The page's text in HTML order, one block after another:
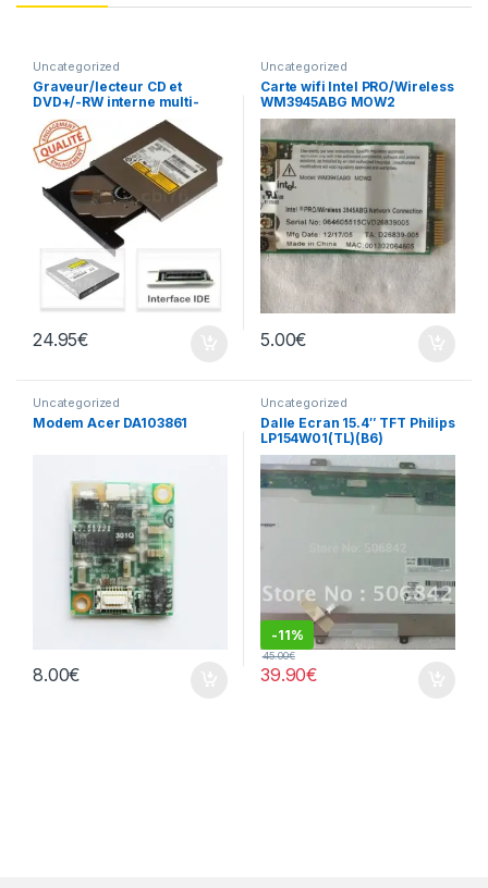
Uncategorized
Graveur/lecteur CD et
DVD+/-RW interne multi-
recorder portable UJ-850
24.95€
Uncategorized
Carte wifi Intel PRO/Wireless
WM3945ABG MOW2
5.00€
Uncategorized
Modem Acer DA103861
8.00€
Uncategorized
Dalle Ecran 15.4″ TFT Philips
LP154W01(TL)(B6​)
-11%
39.90€
45.00€